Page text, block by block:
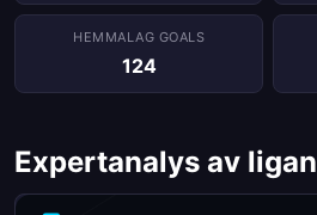
HEMMALAG GOALS
124
Expertanalys av ligan